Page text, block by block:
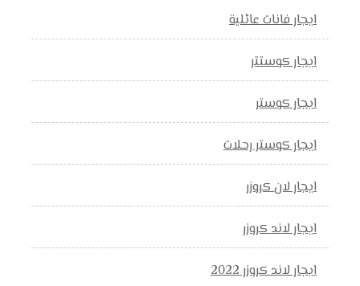
ايجار فانات عائلية
ايجار كوستتر
ايجار كوستر
ايجار كوستر رحلات
ايجار لان كروزر
ايجار لاند كروزر
ايجار لاند كروزر 2022